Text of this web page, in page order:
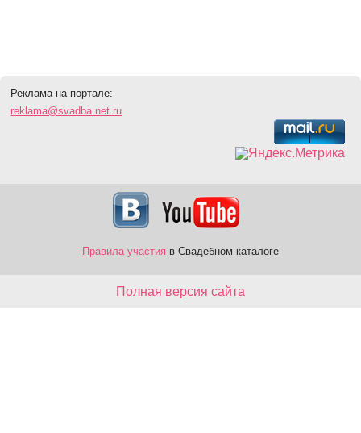
Реклама на портале:
reklama@svadba.net.ru
Правила участия в Свадебном каталоге
Полная версия сайта